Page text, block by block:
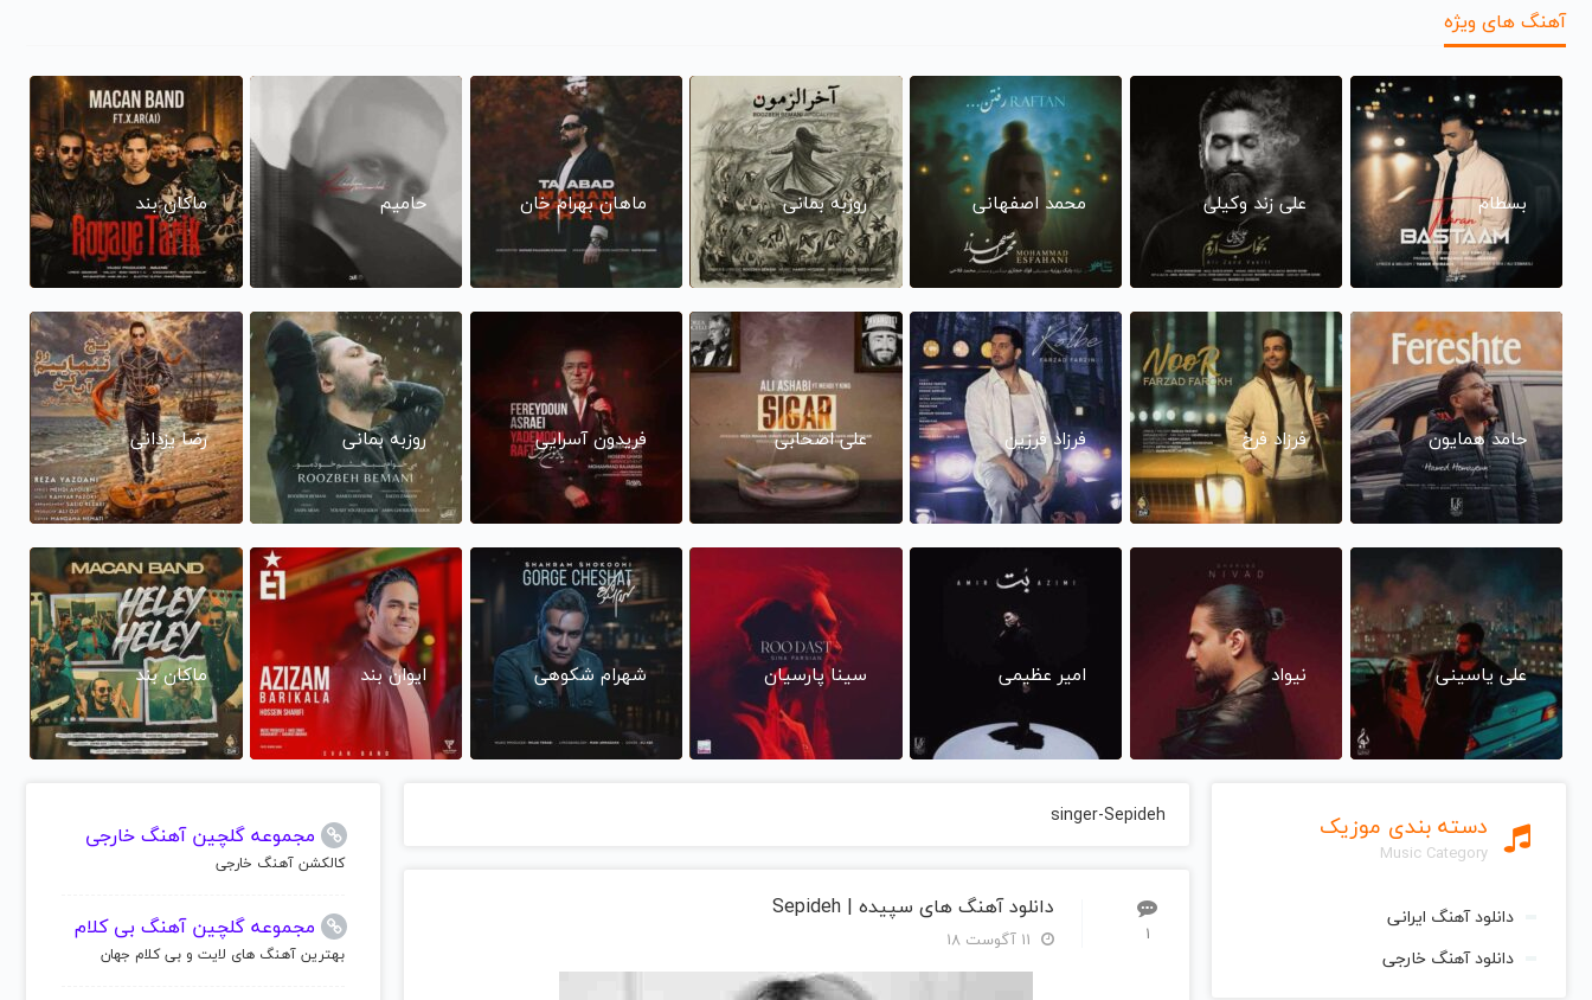
آهنگ های ویژه
بسطام علی زند وکیلی محمد اصفهانی روزبه بمانی ماهان بهرام خان حامیم ماکان بند
حامد همایون فرزاد فرخ فرزاد فرزین علی اصحابی فریدون آسرایی روزبه بمانی رضا یزدانی
علی یاسینی نیواد امیر عظیمی سینا پارسیان شهرام شکوهی ایوان بند ماکان بند
دسته بندی موزیک
Music Category
دانلود آهنگ ایرانی
دانلود آهنگ خارجی
singer-Sepideh
1
دانلود آهنگ های سپیده | Sepideh
مجموعه گلچین آهنگ خارجی
کالکشن آهنگ خارجی
مجموعه گلچین آهنگ بی کلام
بهترین آهنگ های لایت و بی کلام جهان